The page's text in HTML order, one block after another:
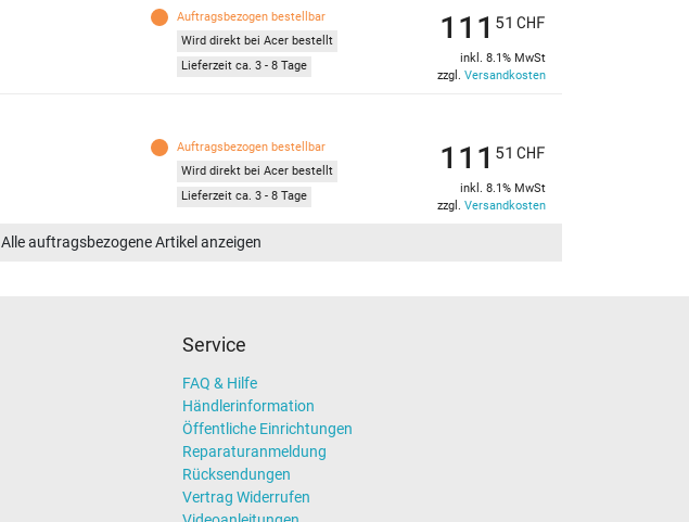
Auftragsbezogen bestellbar
Wird direkt bei Acer bestellt
Lieferzeit ca. 3 - 8 Tage
111 51 CHF
inkl. 8.1% MwSt
zzgl. Versandkosten
Auftragsbezogen bestellbar
Wird direkt bei Acer bestellt
Lieferzeit ca. 3 - 8 Tage
111 51 CHF
inkl. 8.1% MwSt
zzgl. Versandkosten
Alle auftragsbezogene Artikel anzeigen
Service
FAQ & Hilfe
Händlerinformation
Öffentliche Einrichtungen
Reparaturanmeldung
Rücksendungen
Vertrag Widerrufen